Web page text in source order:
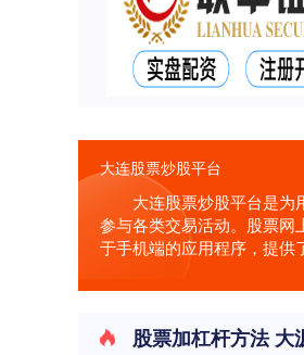
大连股票炒股平台
大连股票炒股平台是为
参与各类交易活动。股票网
于手机端的应用程序，提供